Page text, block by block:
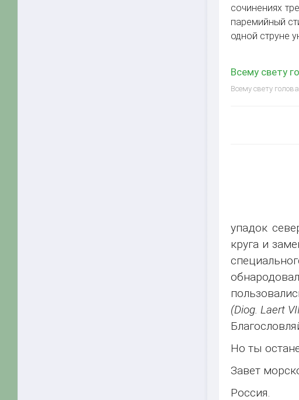
сочинениях
паремийный
одной струне
Всему свету
Всему свету
упадок
круга и
(Diog. Laert
Но ты
Завет
Россия.